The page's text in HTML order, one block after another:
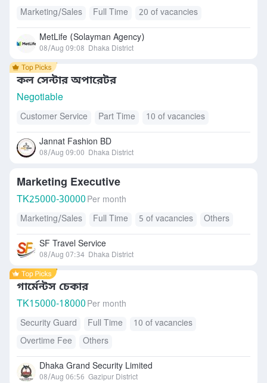
Marketing/Sales Full Time 20 of vacancies
MetLife (Solayman Agency)
08/Aug 09:08 Dhaka District
কল সেন্টার অপারেটর
Negotiable
Customer Service Part Time 10 of vacancies
Jannat Fashion BD
08/Aug 09:00 Dhaka District
Marketing Executive
TK25000-30000 Per month
Marketing/Sales
Full Time 5 of vacancies Others
SF Travel Service
08/Aug 07:34 Dhaka District
গার্মেন্টস চেকার
TK15000-18000 Per month
Security Guard
Full Time
10 of vacancies
Overtime Fee
Others
Dhaka Grand Security Limited
08/Aug 06:56 Gazipur District